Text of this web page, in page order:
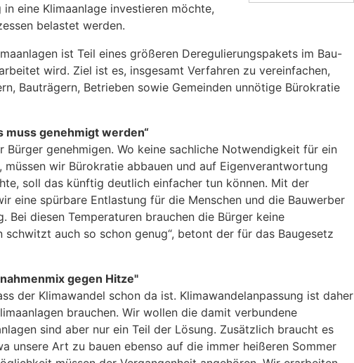
eine Klimaanlage investieren möchte,
belastet werden.
ist Teil eines größeren Deregulierungspakets im Bau-
wird. Ziel ist es, insgesamt Verfahren zu vereinfachen,
Bauträgern, Betrieben sowie Gemeinden unnötige Bürokratie
muss genehmigt werden“
Bürger genehmigen. Wo keine sachliche Notwendigkeit für ein
wir Bürokratie abbauen und auf Eigenverantwortung
soll das künftig deutlich einfacher tun können. Mit der
eine spürbare Entlastung für die Menschen und die Bauwerber
diesen Temperaturen brauchen die Bürger keine
auch so schon genug“, betont der für das Baugesetz
gegen Hitze"
der Klimawandel schon da ist. Klimawandelanpassung ist daher
brauchen. Wir wollen die damit verbundene
sind aber nur ein Teil der Lösung. Zusätzlich braucht es
unsere Art zu bauen ebenso auf die immer heißeren Sommer